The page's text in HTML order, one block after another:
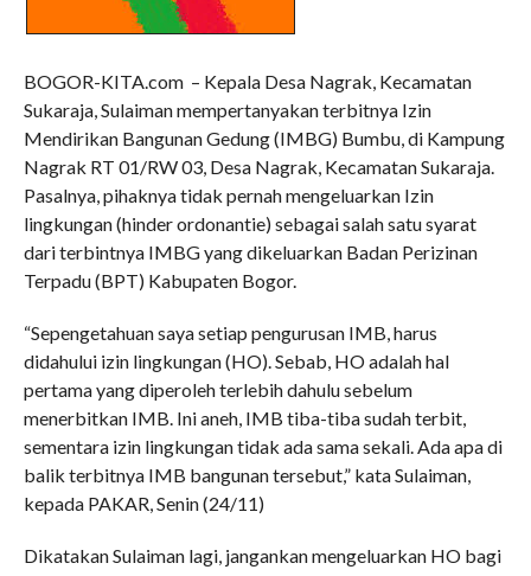
BOGOR-KITA.com – Kepala Desa Nagrak, Kecamatan
Sukaraja, Sulaiman mempertanyakan terbitnya Izin
Mendirikan Bangunan Gedung (IMBG) Bumbu, di Kampung
Nagrak RT 01/RW 03, Desa Nagrak, Kecamatan Sukaraja.
Pasalnya, pihaknya tidak pernah mengeluarkan Izin
lingkungan (hinder ordonantie) sebagai salah satu syarat
dari terbintnya IMBG yang dikeluarkan Badan Perizinan
Terpadu (BPT) Kabupaten Bogor.
“Sepengetahuan saya setiap pengurusan IMB, harus
didahului izin lingkungan (HO). Sebab, HO adalah hal
pertama yang diperoleh terlebih dahulu sebelum
menerbitkan IMB. Ini aneh, IMB tiba-tiba sudah terbit,
sementara izin lingkungan tidak ada sama sekali. Ada apa di
balik terbitnya IMB bangunan tersebut,” kata Sulaiman,
kepada PAKAR, Senin (24/11)
Dikatakan Sulaiman lagi, jangankan mengeluarkan HO bagi